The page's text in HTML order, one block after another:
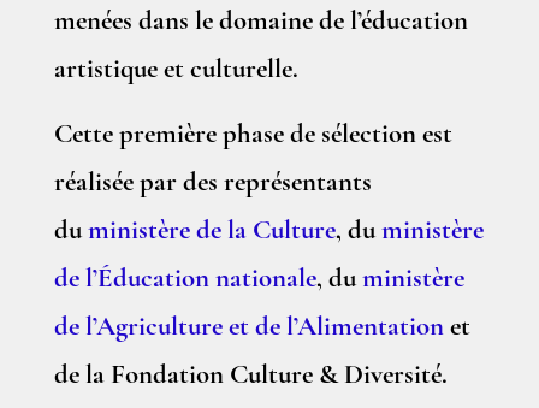
menées dans le domaine de l’éducation
artistique et culturelle.
Cette première phase de sélection est
réalisée par des représentants
duministère de la Culture, duministère
de l’Éducation nationale, duministère
de l’Agriculture et de l’Alimentationet
de la Fondation Culture & Diversité.